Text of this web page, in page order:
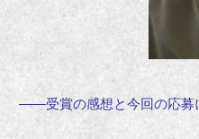
――受賞の感想と今回の応募